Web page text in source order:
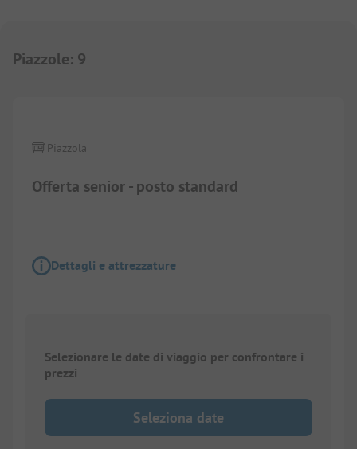
Piazzole: 9
Offerta senior - posto standard
Piazzola
Dettagli e attrezzature
Selezionare le date di viaggio per confrontare i
prezzi
Seleziona date